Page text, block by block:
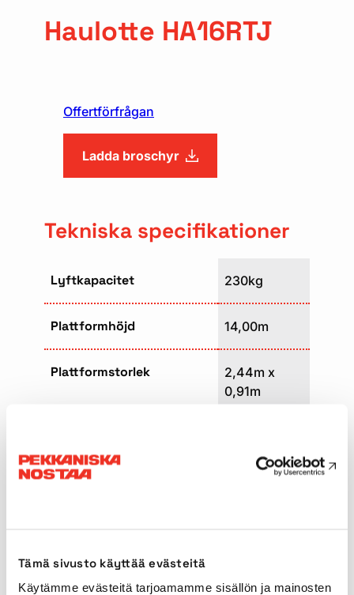
Tämä sivusto käyttää evästeitä
Käytämme evästeitä tarjoamamme sisällön ja mainosten
Haulotte HA16RTJ
Offertförfrågan
Ladda broschyr
Tekniska specifikationer
Lyftkapacitet 230kg
Plattformhöjd 14,00m
Plattformstorlek
2,44m x
0,91m
Transportlängd
Transporthöjd